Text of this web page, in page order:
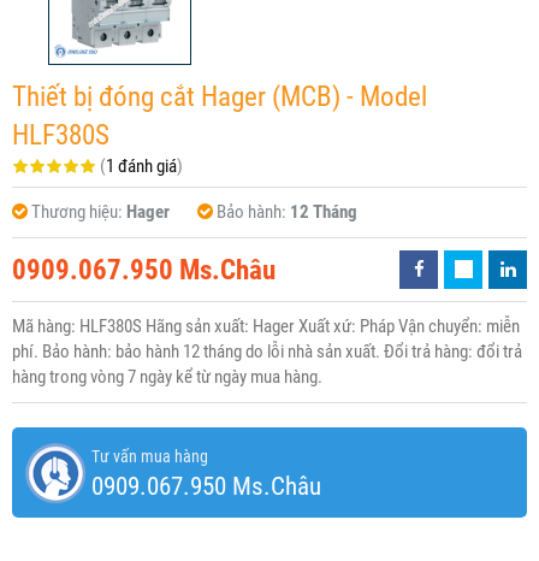
Thiết bị đóng cắt Hager (MCB) - Model
HLF380S
(1 đánh giá)
Thương hiệu: Hager Bảo hành: 12 Tháng
0909.067.950 Ms.Châu
Mã hàng: HLF380S Hãng sản xuất: Hager Xuất xứ: Pháp Vận chuyển: miễn
phí. Bảo hành: bảo hành 12 tháng do lỗi nhà sản xuất. Đổi trả hàng: đổi trả
hàng trong vòng 7 ngày kể từ ngày mua hàng.
Tư vấn mua hàng
0909.067.950 Ms.Châu